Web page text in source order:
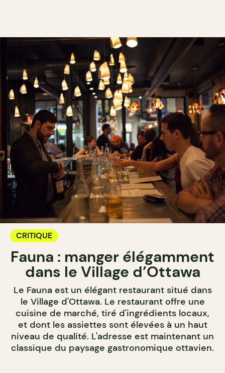
CRITIQUE
Fauna : manger élégamment
dans le Village d’Ottawa
Le Fauna est un élégant restaurant situé dans
le Village d'Ottawa. Le restaurant offre une
cuisine de marché, tiré d'ingrédients locaux,
et dont les assiettes sont élevées à un haut
niveau de qualité. L'adresse est maintenant un
classique du paysage gastronomique ottavien.